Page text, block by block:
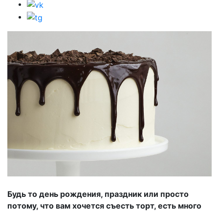
Будь то день рождения, праздник или просто
потому, что вам хочется съесть торт, есть много